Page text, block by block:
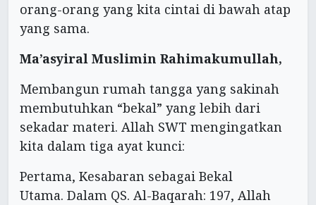
orang-orang yang kita cintai di bawah atap
yang sama.
Ma’asyiral Muslimin Rahimakumullah,
Membangun rumah tangga yang sakinah
membutuhkan “bekal” yang lebih dari
sekadar materi. Allah SWT mengingatkan
kita dalam tiga ayat kunci:
Pertama, Kesabaran sebagai Bekal
Utama. Dalam QS. Al-Baqarah: 197, Allah